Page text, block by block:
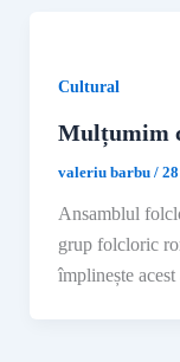
Cultural
Mulțumim
valeriu barbu /
Ansamblul
grup folcloric
împlinește